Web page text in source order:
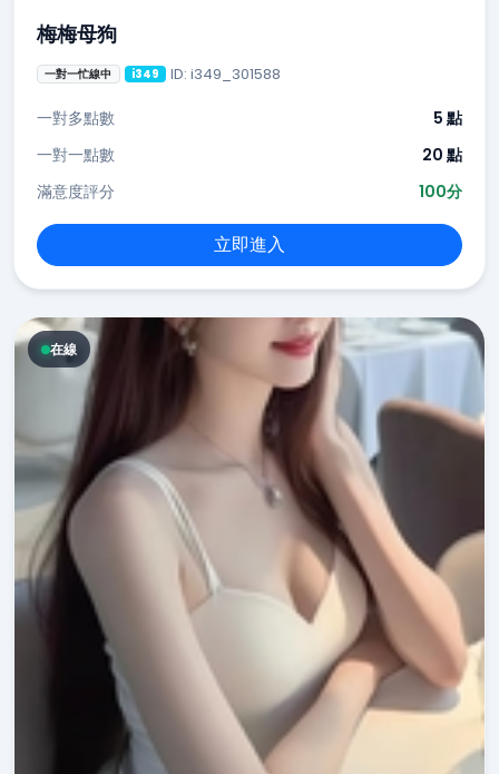
梅梅母狗
一對一忙線中 i349 ID: i349_301588
一對多點數
5 點
一對一點數
20 點
滿意度評分
100分
立即進入
在線